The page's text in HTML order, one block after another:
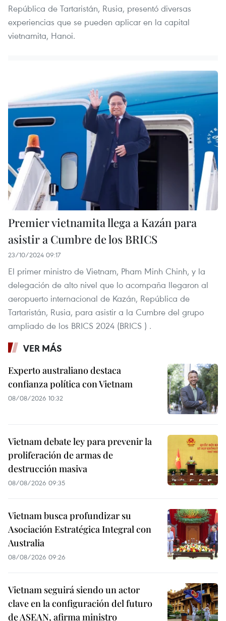
República de Tartaristán, Rusia, presentó diversas
experiencias que se pueden aplicar en la capital
vietnamita, Hanoi.
Premier vietnamita llega a Kazán para
asistir a Cumbre de los BRICS
23/10/2024 09:17
El primer ministro de Vietnam, Pham Minh Chinh, y la
delegación de alto nivel que lo acompaña llegaron al
aeropuerto internacional de Kazán, República de
Tartaristán, Rusia, para asistir a la Cumbre del grupo
ampliado de los BRICS 2024 (BRICS ) .
VER MÁS
Experto australiano destaca
confianza política con Vietnam
08/08/2026 10:32
Vietnam debate ley para prevenir la
proliferación de armas de
destrucción masiva
08/08/2026 09:35
Vietnam busca profundizar su
Asociación Estratégica Integral con
Australia
08/08/2026 09:26
Vietnam seguirá siendo un actor
clave en la configuración del futuro
de ASEAN, afirma ministro